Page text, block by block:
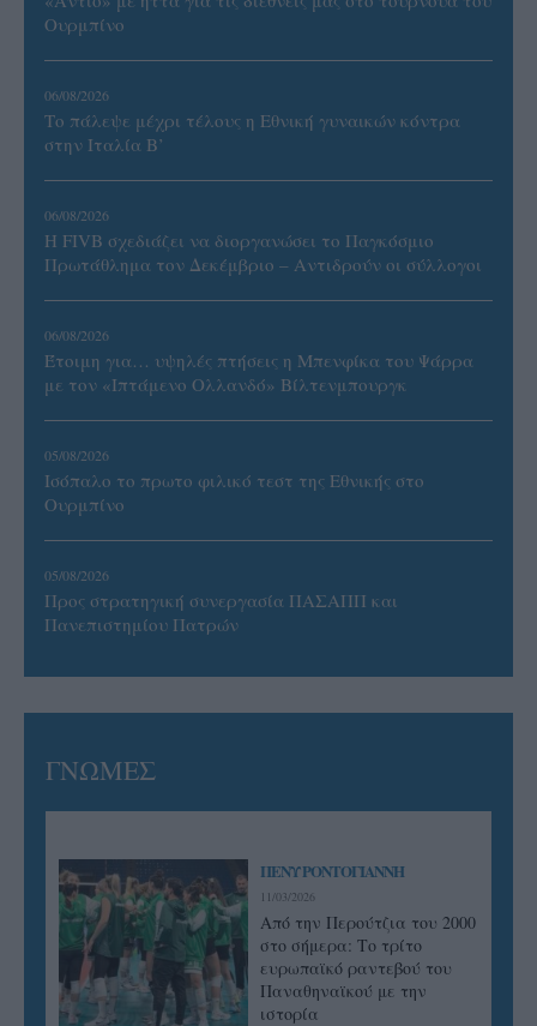
Ουρμπίνο
06/08/2026
Το πάλεψε μέχρι τέλους η Εθνική γυναικών κόντρα
στην Ιταλία Β’
06/08/2026
Η FIVB σχεδιάζει να διοργανώσει το Παγκόσμιο
Πρωτάθλημα τον Δεκέμβριο – Αντιδρούν οι σύλλογοι
06/08/2026
Έτοιμη για… υψηλές πτήσεις η Μπενφίκα του Ψάρρα
με τον «Ιπτάμενο Ολλανδό» Βίλτενμπουργκ
05/08/2026
Ισόπαλο το πρωτο φιλικό τεστ της Εθνικής στο
Ουρμπίνο
05/08/2026
Προς στρατηγική συνεργασία ΠΑΣΑΠΠ και
Πανεπιστημίου Πατρών
ΓΝΩΜΕΣ
ΠΕΝΥ ΡΟΝΤΟΓΙΑΝΝΗ
11/03/2026
Από την Περούτζια του 2000
στο σήμερα: Tο τρίτο
ευρωπαϊκό ραντεβού του
Παναθηναϊκού με την
ιστορία